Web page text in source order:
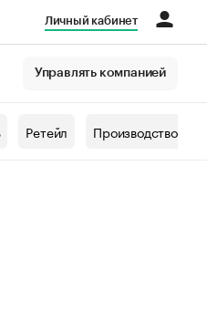
Личный кабинет
Управлять компанией
Ретейл Производство